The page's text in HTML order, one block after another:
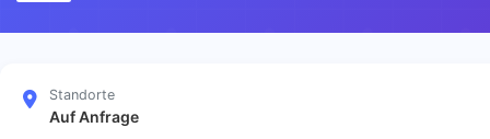
Standorte
Auf Anfrage